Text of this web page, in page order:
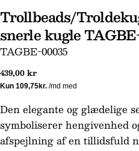
Trollbeads/
snerle kugle
SKU:
TAGBE-00035
Normal
pris
439,00 kr
Den elegante og glædelige
symboliserer hengivenhed
afspejlning af en tillidsfuld
Stil et
email
Din
telefon